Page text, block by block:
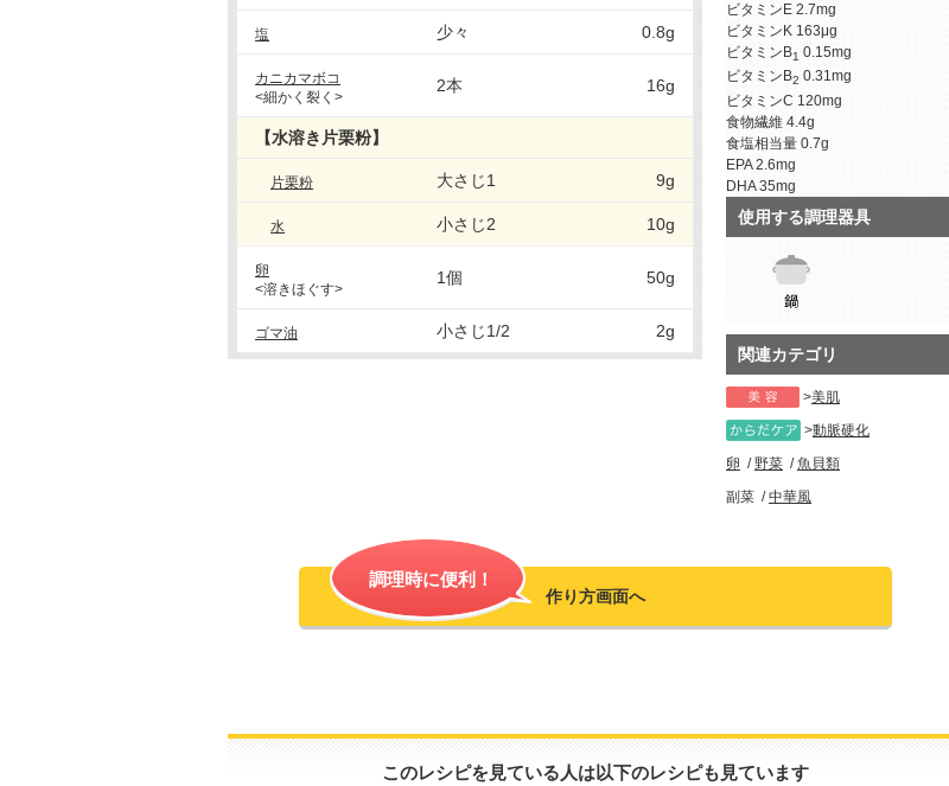
塩 少々 0.8g
カニカマボコ
<細かく裂く>
2本 16g
【水溶き片栗粉】
片栗粉 大さじ1 9g
水 小さじ2 10g
卵
<溶きほぐす>
1個 50g
ゴマ油 小さじ1/2 2g
ビタミンE 2.7mg
ビタミンK 163μg
ビタミンB1 0.15mg
ビタミンB2 0.31mg
ビタミンC 120mg
食物繊維 4.4g
食塩相当量 0.7g
EPA 2.6mg
DHA 35mg
使用する調理器具
関連カテゴリ
美肌
動脈硬化
卵
野菜
魚貝類
副菜
中華風
調理時に便利！
作り方画面へ
このレシピを見ている人は以下のレシピも見ています